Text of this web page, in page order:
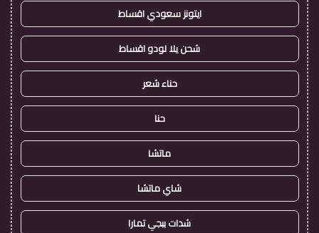
ايتونز سعودي اقساط
شحن يلا لودو اقساط
حناء شعر
حنا
ماتشا
شاي ماتشا
شدات ببجي تمارا